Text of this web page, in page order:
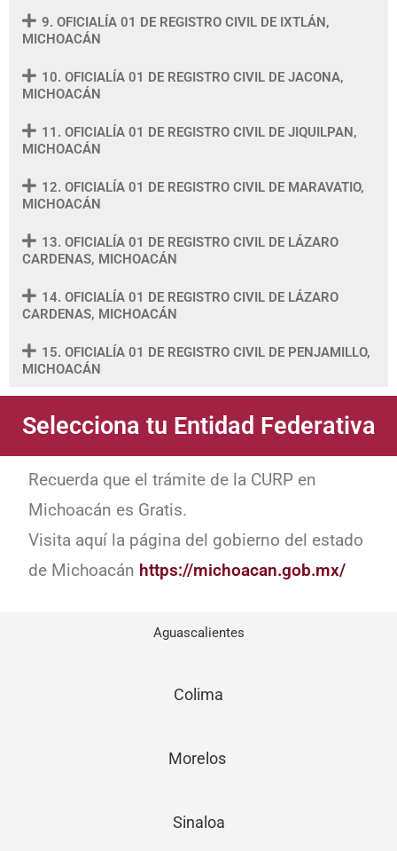
9. OFICIALÍA 01 DE REGISTRO CIVIL DE IXTLÁN,
MICHOACÁN
10. OFICIALÍA 01 DE REGISTRO CIVIL DE JACONA,
MICHOACÁN
11. OFICIALÍA 01 DE REGISTRO CIVIL DE JIQUILPAN,
MICHOACÁN
12. OFICIALÍA 01 DE REGISTRO CIVIL DE MARAVATIO,
MICHOACÁN
13. OFICIALÍA 01 DE REGISTRO CIVIL DE LÁZARO
CARDENAS, MICHOACÁN
14. OFICIALÍA 01 DE REGISTRO CIVIL DE LÁZARO
CARDENAS, MICHOACÁN
15. OFICIALÍA 01 DE REGISTRO CIVIL DE PENJAMILLO,
MICHOACÁN
Selecciona tu Entidad Federativa
Recuerda que el trámite de la CURP en
Michoacán es Gratis.
Visita aquí la página del gobierno del estado
de Michoacán https://michoacan.gob.mx/
Aguascalientes
Colima
Morelos
Sinaloa